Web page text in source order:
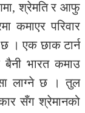
श्रेमति र आफु
कमाएर परिवार
। एक छाक टार्न
भारत कमाउ
लाग्ने छ । तुल
सँग श्रेमानको